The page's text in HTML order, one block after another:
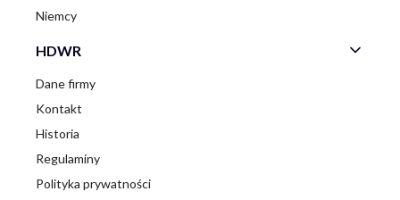
Niemcy
HDWR
Dane firmy
Kontakt
Historia
Regulaminy
Polityka prywatności